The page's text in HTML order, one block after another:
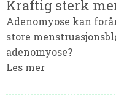
Kraftig sterk
Adenomyose kan
store
adenomyose?
Les mer